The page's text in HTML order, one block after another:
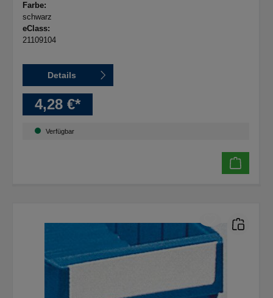
Farbe:
schwarz
eClass:
21109104
Details
4,28 €*
Verfügbar